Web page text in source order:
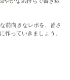
前向きなレポを、皆さ
作っていきましょう。